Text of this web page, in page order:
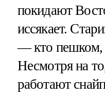
покидают
иссякает.
— кто пешком,
Несмотря на
работают